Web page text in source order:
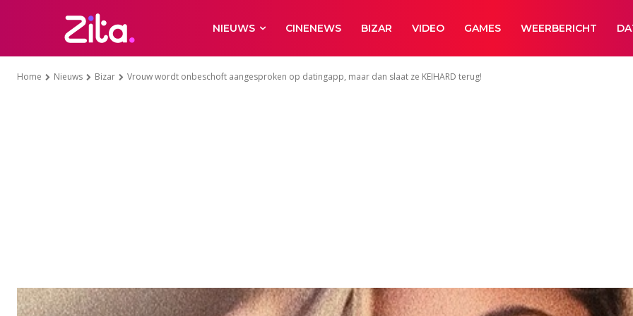
NIEUWS CINENEWS BIZAR VIDEO GAMES WEERBERICHT
Home Nieuws Bizar Vrouw wordt onbeschoft aangesproken op datingapp, maar dan slaat ze KEIHARD terug!